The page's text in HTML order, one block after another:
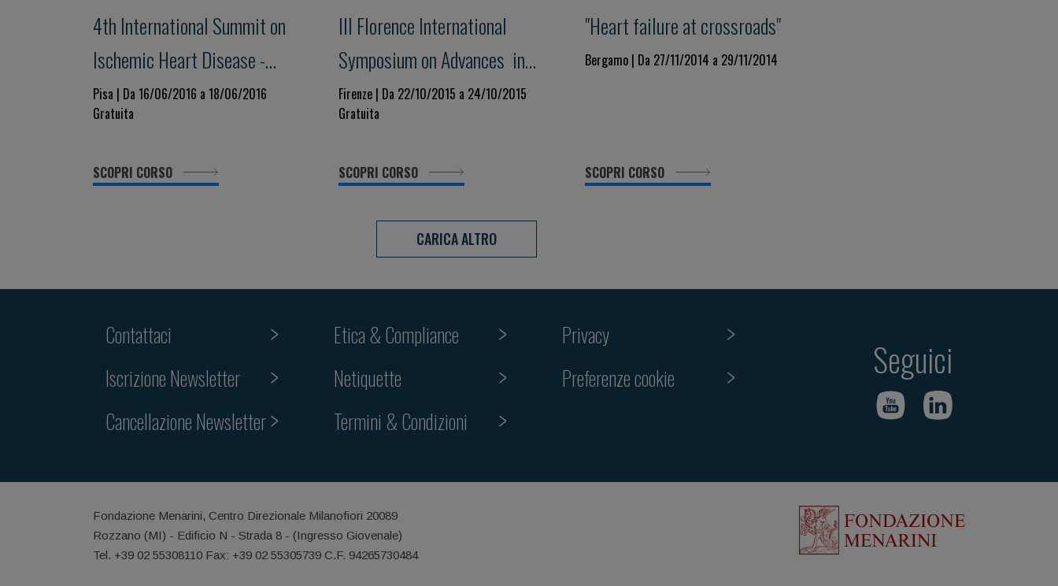
4th International Summit on
Ischemic Heart Disease -
Reconciling Guidelines with
scientific evidence
Pisa | Da 16/06/2016 a 18/06/2016
Gratuita
SCOPRI CORSO
III Florence International
Symposium on Advances in
Cardiomyopathies
Firenze | Da 22/10/2015 a 24/10/2015
Gratuita
SCOPRI CORSO
"Heart failure at crossroads"
Bergamo | Da 27/11/2014 a 29/11/2014
SCOPRI CORSO
CARICA ALTRO
Contattaci
Iscrizione Newsletter
Cancellazione Newsletter
Etica & Compliance
Netiquette
Termini & Condizioni
Privacy
Preferenze cookie
Seguici
Fondazione Menarini, Centro Direzionale Milanofiori 20089
Rozzano (MI) - Edificio N - Strada 8 - (Ingresso Giovenale)
Tel. +39 02 55308110 Fax: +39 02 55305739 C.F. 94265730484